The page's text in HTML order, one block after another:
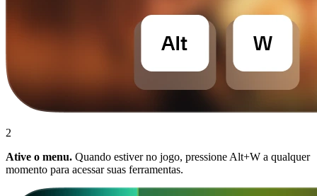
2
Ative o menu. Quando estiver no jogo, pressione Alt+W a qualquer
momento para acessar suas ferramentas.